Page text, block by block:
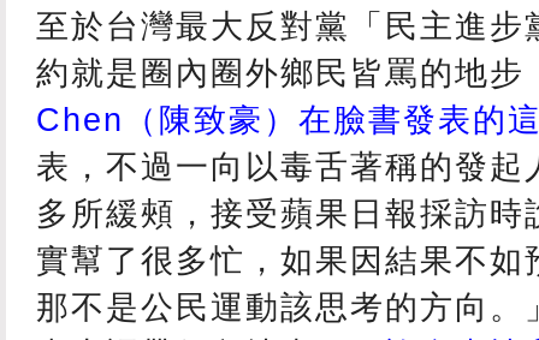
至於台灣最大反對黨「民主進步
約就是圈內圈外鄉民皆罵的地步
Chen（陳致豪）在臉書發表的
表，不過一向以毒舌著稱的發起
多所緩頰，接受蘋果日報採訪時
實幫了很多忙，如果因結果不如
那不是公民運動該思考的方向。